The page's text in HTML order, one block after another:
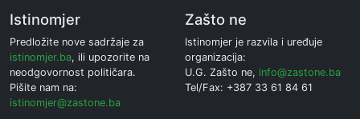
Istinomjer
Predložite nove sadržaje za
istinomjer.ba, ili upozorite na
neodgovornost političara.
Pišite nam na:
istinomjer@zastone.ba
Zašto ne
Istinomjer je razvila i uređuje
organizacija:
U.G. Zašto ne, info@zastone.ba
Tel/Fax: +387 33 61 84 61